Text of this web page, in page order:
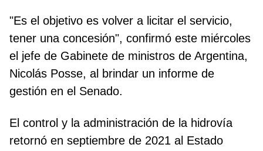
"Es el objetivo es volver a licitar el servicio,
tener una concesión", confirmó este miércoles
el jefe de Gabinete de ministros de Argentina,
Nicolás Posse, al brindar un informe de
gestión en el Senado.
El control y la administración de la hidrovía
retornó en septiembre de 2021 al Estado